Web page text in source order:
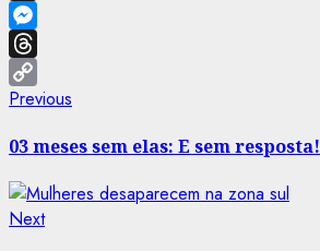
X
Messenger
Threads
Copy
Post
navigation
Previous
03 meses sem elas: E sem resposta!
NextNext